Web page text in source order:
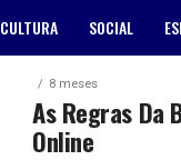
CULTURA SOCIAL
8 meses
As Regras Da
Online